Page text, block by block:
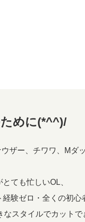
めに(*^^)/
ウザー、チワワ、M
ても忙しいOL、
験ゼロ・全くの初心
スタイルでカットで